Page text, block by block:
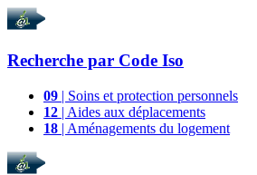
Recherche par Code Iso
09 | Soins et protection personnels
12 | Aides aux déplacements
18 | Aménagements du logement